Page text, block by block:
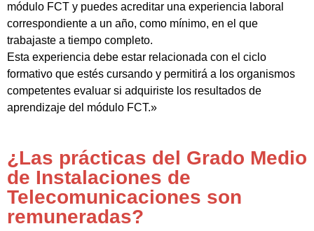
módulo FCT y puedes acreditar una experiencia laboral
correspondiente a un año, como mínimo, en el que
trabajaste a tiempo completo.
Esta experiencia debe estar relacionada con el ciclo
formativo que estés cursando y permitirá a los organismos
competentes evaluar si adquiriste los resultados de
aprendizaje del módulo FCT.»
¿Las prácticas del Grado Medio
de Instalaciones de
Telecomunicaciones son
remuneradas?